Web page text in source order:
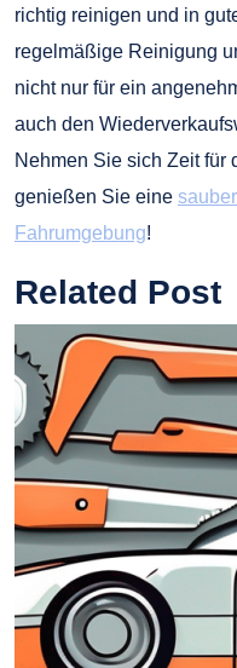
richtig reinigen und in
regelmäßige Reinigung
nicht nur für ein
auch den
Nehmen Sie sich Zeit für
genießen Sie eine
Fahrumgebung!
Related Post